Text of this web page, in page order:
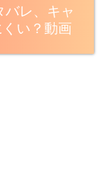
バレ、キャ
い？動画